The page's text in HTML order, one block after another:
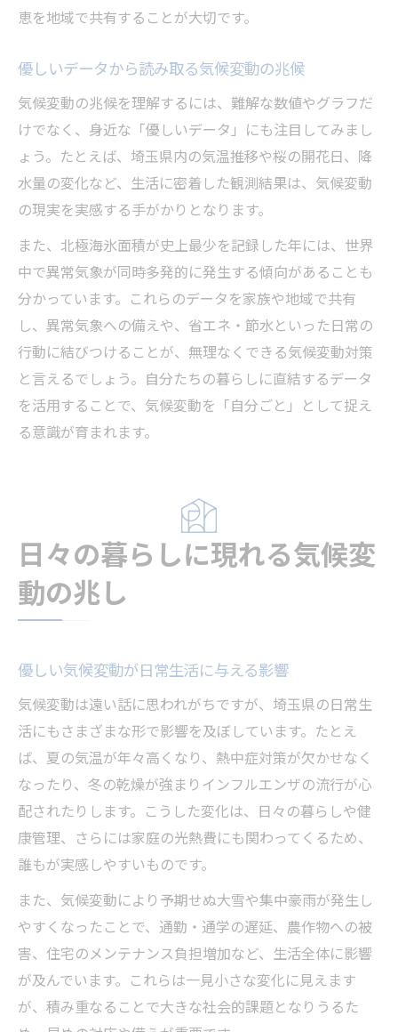
恵を地域で共有することが大切です。
優しいデータから読み取る気候変動の兆候
気候変動の兆候を理解するには、難解な数値やグラフだ
けでなく、身近な「優しいデータ」にも注目してみまし
ょう。たとえば、埼玉県内の気温推移や桜の開花日、降
水量の変化など、生活に密着した観測結果は、気候変動
の現実を実感する手がかりとなります。
また、北極海氷面積が史上最少を記録した年には、世界
中で異常気象が同時多発的に発生する傾向があることも
分かっています。これらのデータを家族や地域で共有
し、異常気象への備えや、省エネ・節水といった日常の
行動に結びつけることが、無理なくできる気候変動対策
と言えるでしょう。自分たちの暮らしに直結するデータ
を活用することで、気候変動を「自分ごと」として捉え
る意識が育まれます。
日々の暮らしに現れる気候変
動の兆し
優しい気候変動が日常生活に与える影響
気候変動は遠い話に思われがちですが、埼玉県の日常生
活にもさまざまな形で影響を及ぼしています。たとえ
ば、夏の気温が年々高くなり、熱中症対策が欠かせなく
なったり、冬の乾燥が強まりインフルエンザの流行が心
配されたりします。こうした変化は、日々の暮らしや健
康管理、さらには家庭の光熱費にも関わってくるため、
誰もが実感しやすいものです。
また、気候変動により予期せぬ大雪や集中豪雨が発生し
やすくなったことで、通勤・通学の遅延、農作物への被
害、住宅のメンテナンス負担増加など、生活全体に影響
が及んでいます。これらは一見小さな変化に見えます
が、積み重なることで大きな社会的課題となりうるた